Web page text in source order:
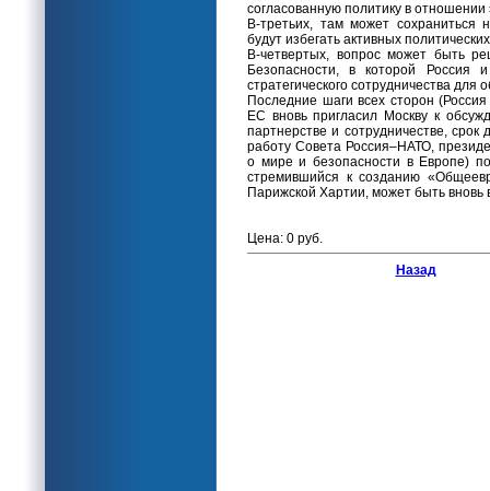
согласованную политику в отношении
В-третьих, там может сохраниться
будут избегать активных
В-четвертых, вопрос может быть
Безопасности, в которой Россия
стратегического сотрудничества
Последние шаги всех сторон
ЕС вновь пригласил Москву к
партнерстве и сотрудничестве, срок
работу Совета Россия–НАТО,
о мире и безопасности в Европе)
стремившийся к созданию
Парижской Хартии, может быть вновь
Цена: 0 руб.
Назад